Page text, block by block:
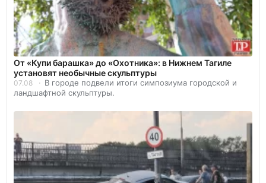
От «Купи барашка» до «Охотника»: в Нижнем Тагиле
установят необычные скульптуры
07.08
В городе подвели итоги симпозиума городской и
ландшафтной скульптуры.